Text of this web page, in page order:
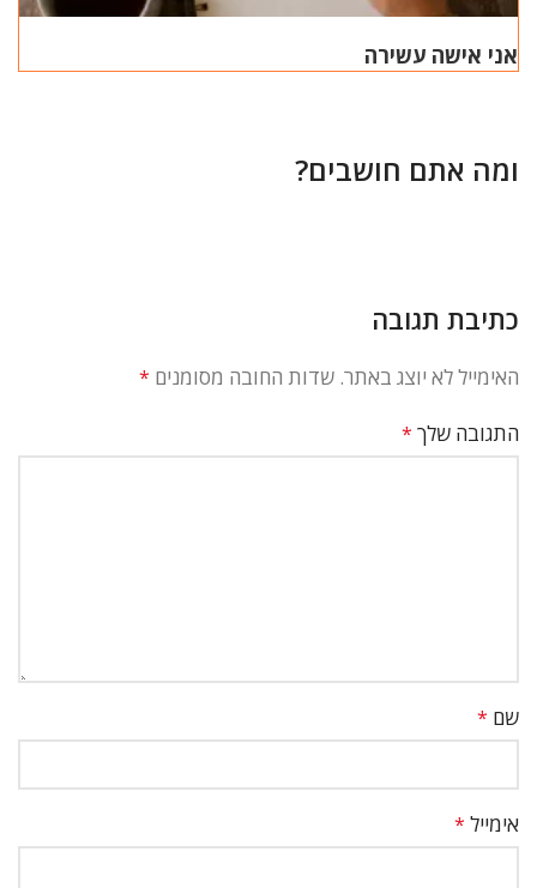
אני אישה עשירה
ומה אתם חושבים?
כתיבת תגובה
האימייל לא יוצג באתר. שדות החובה מסומנים *
התגובה שלך *
שם *
אימייל *